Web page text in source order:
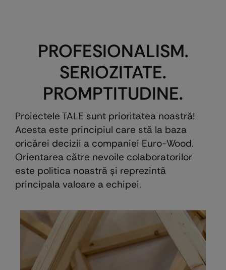
PROFESIONALISM.
SERIOZITATE.
PROMPTITUDINE.
Proiectele TALE sunt prioritatea noastră!
Acesta este principiul care stă la baza
oricărei decizii a companiei Euro-Wood.
Orientarea către nevoile colaboratorilor
este politica noastră şi reprezintă
principala valoare a echipei.